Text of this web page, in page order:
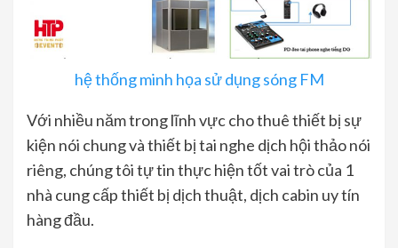
hệ thống minh họa sử dụng sóng FM
Với nhiều năm trong lĩnh vực cho thuê thiết bị sự
kiện nói chung và thiết bị tai nghe dịch hội thảo nói
riêng, chúng tôi tự tin thực hiện tốt vai trò của 1
nhà cung cấp thiết bị dịch thuật, dịch cabin uy tín
hàng đầu.